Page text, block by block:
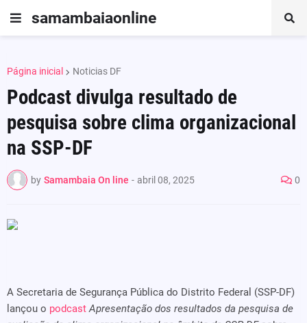
samambaiaonline
Página inicial Noticias DF
Podcast divulga resultado de
pesquisa sobre clima organizacional
na SSP-DF
by Samambaia On line - abril 08, 2025 0
A Secretaria de Segurança Pública do Distrito Federal (SSP-DF)
lançou o podcast Apresentação dos resultados da pesquisa de